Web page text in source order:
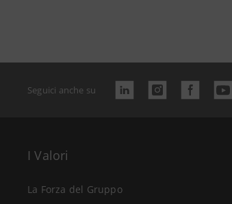
Seguici anche su
I Valori
La Forza del Gruppo